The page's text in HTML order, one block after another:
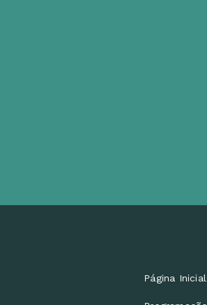
Página Inicial